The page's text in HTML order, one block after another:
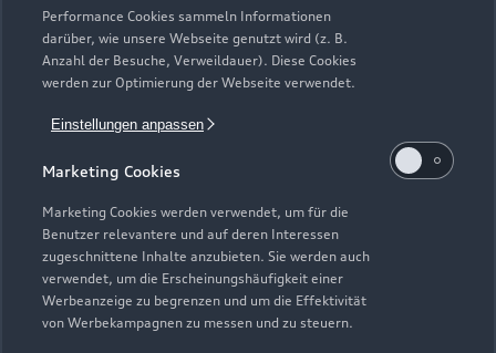
Performance Cookies sammeln Informationen
darüber, wie unsere Webseite genutzt wird (z. B.
Anzahl der Besuche, Verweildauer). Diese Cookies
werden zur Optimierung der Webseite verwendet.
Einstellungen anpassen
Marketing Cookies
Marketing Cookies werden verwendet, um für die
Benutzer relevantere und auf deren Interessen
zugeschnittene Inhalte anzubieten. Sie werden auch
verwendet, um die Erscheinungshäufigkeit einer
Werbeanzeige zu begrenzen und um die Effektivität
von Werbekampagnen zu messen und zu steuern.
Plug-in-Hybride
Gebrauchtwagen
Finanzierung
Aktionen & Angebote
Geschäftskunden
Audi Services
Garantie
Audi digital services
myAudi
Kundenservice
Audi Online Beratung
Online-Terminvereinbarung
Servicekontakt
Über Audi
Unternehmen
Karriere
Investor Relations
Presse & Media Center
Datenschutz
© 2026 AUDI AG. Alle Rechte vorbehalten
Impressum Rechtliches
Hinweisgebersystem
Datenschutzinformation